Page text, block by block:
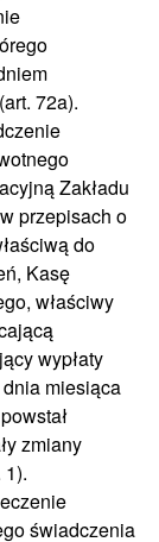
72a).
Zakładu
przepisach o
do
Kasę
właściwy
wypłaty
miesiąca
zmiany
świadczenia